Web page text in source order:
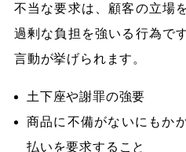
不当な要求は、顧客の立場
過剰な負担を強いる行為で
言動が挙げられます。
土下座や謝罪の強要
商品に不備がないにもか
払いを要求すること